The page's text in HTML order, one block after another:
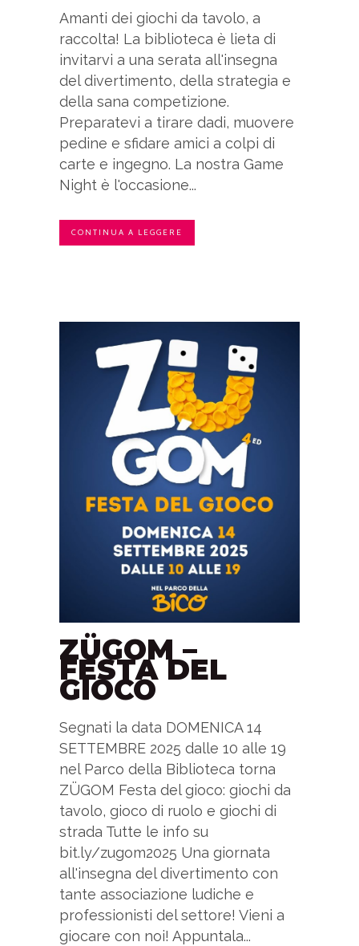
Amanti dei giochi da tavolo, a
raccolta! La biblioteca è lieta di
invitarvi a una serata all'insegna
del divertimento, della strategia e
della sana competizione.
Preparatevi a tirare dadi, muovere
pedine e sfidare amici a colpi di
carte e ingegno. La nostra Game
Night è l'occasione...
CONTINUA A LEGGERE
ZÜGOM –
FESTA DEL
GIOCO
Segnati la data DOMENICA 14
SETTEMBRE 2025 dalle 10 alle 19
nel Parco della Biblioteca torna
ZÜGOM Festa del gioco: giochi da
tavolo, gioco di ruolo e giochi di
strada Tutte le info su
bit.ly/zugom2025 Una giornata
all'insegna del divertimento con
tante associazione ludiche e
professionisti del settore! Vieni a
giocare con noi! Appuntala...